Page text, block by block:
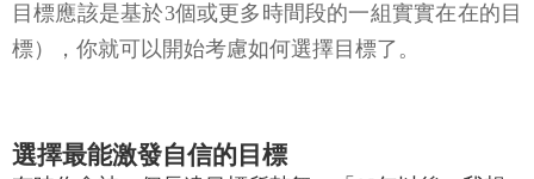
目標應該是基於3個或更多時間段的一組實實在在的目
標），你就可以開始考慮如何選擇目標了。
選擇最能激發自信的目標